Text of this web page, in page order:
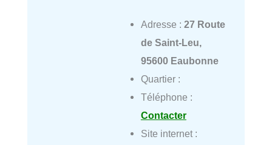
Adresse : 27 Route
de Saint-Leu,
95600 Eaubonne
Quartier :
Téléphone :
Contacter
Site internet :